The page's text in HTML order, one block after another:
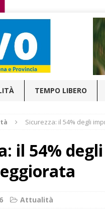
TEMPO LIBERO
Sicurezza: il 54% degli
il 54%
Attualità